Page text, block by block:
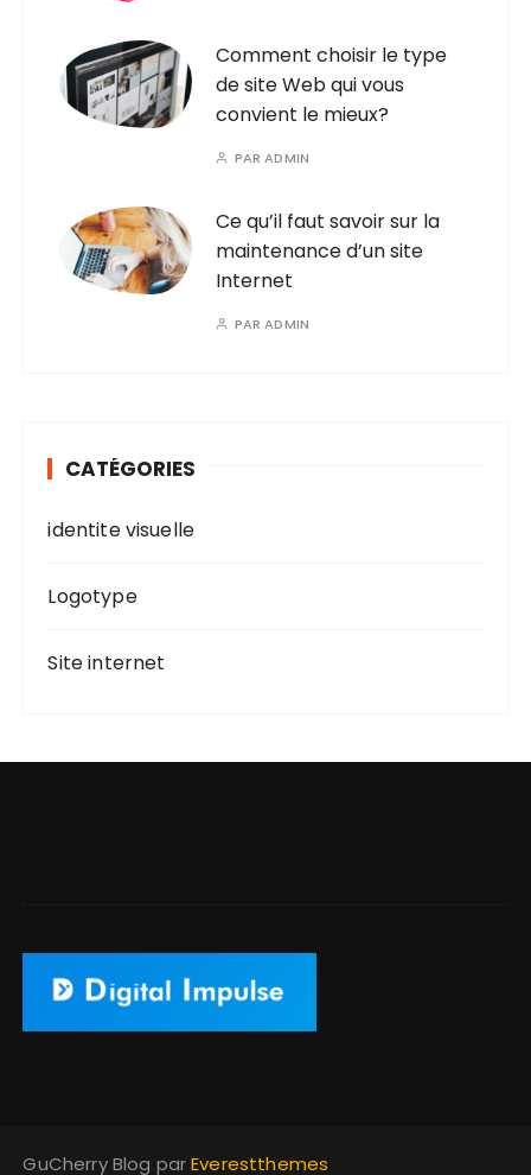
Comment choisir le type
de site Web qui vous
convient le mieux?
PARADMIN
Ce qu’il faut savoir sur la
maintenance d’un site
Internet
PARADMIN
CATÉGORIES
identite visuelle
Logotype
Site internet
GuCherry Blog parEverestthemes